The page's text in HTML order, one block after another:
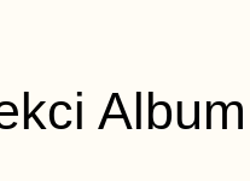
Album